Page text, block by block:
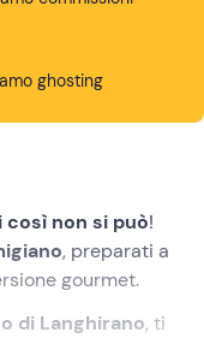
ghosting
così non si può!
, preparati a
gourmet.
di Langhirano, ti